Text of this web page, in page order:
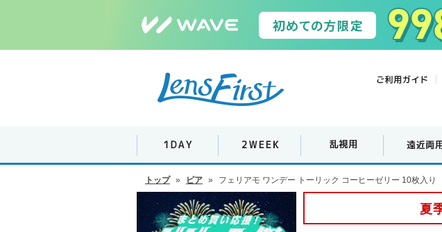
トップ » ピア » フェリアモ ワンデー トーリック コーヒーゼリー 10枚入り
夏